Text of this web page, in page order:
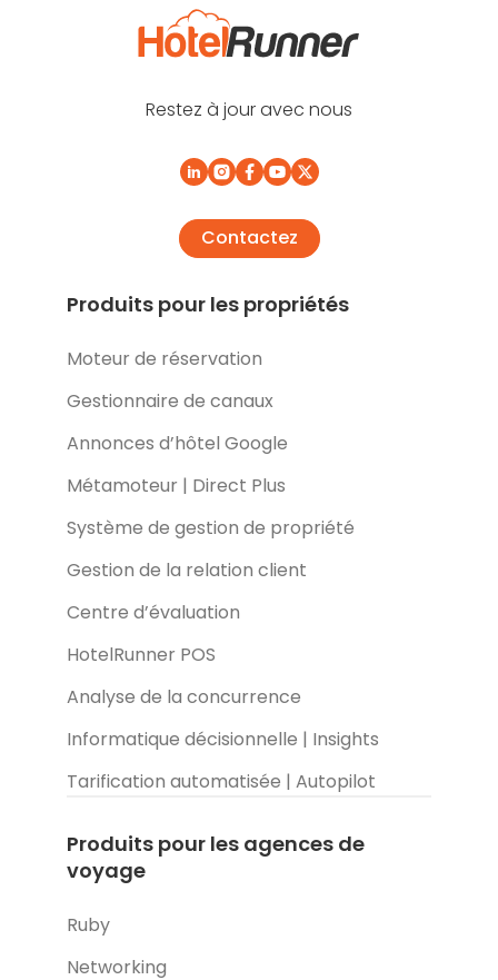
Restez à jour avec nous
Contactez
Produits pour les propriétés
Moteur de réservation
Gestionnaire de canaux
Annonces d’hôtel Google
Métamoteur | Direct Plus
Système de gestion de propriété
Gestion de la relation client
Centre d’évaluation
HotelRunner POS
Analyse de la concurrence
Informatique décisionnelle | Insights
Tarification automatisée | Autopilot
Produits pour les agences de
voyage
Ruby
Networking